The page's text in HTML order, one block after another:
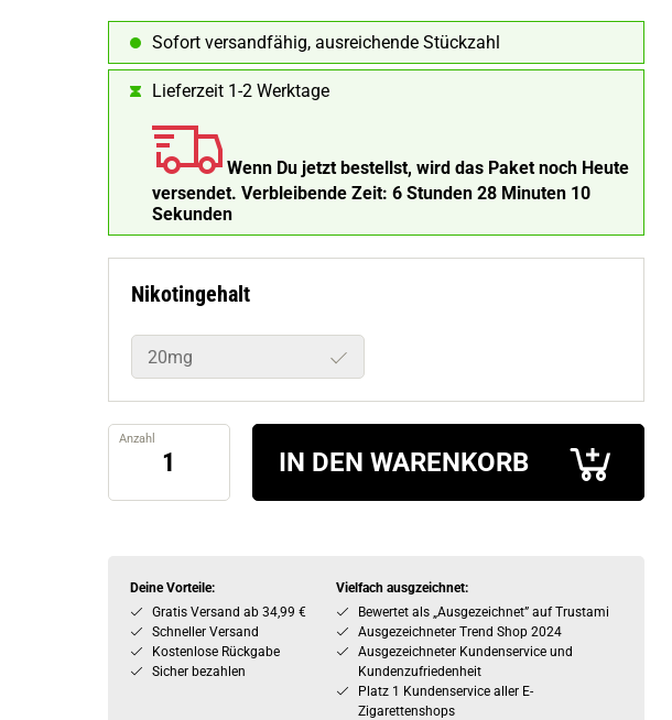
Sofort versandfähig, ausreichende Stückzahl
Lieferzeit 1-2 Werktage
Wenn Du jetzt bestellst, wird das Paket noch Heute
versendet. Verbleibende Zeit: 6 Stunden 28 Minuten 9
Sekunden
Nikotingehalt
20mg
Anzahl
IN DEN WARENKORB
Deine Vorteile:
Gratis Versand ab 34,99 €
Schneller Versand
Kostenlose Rückgabe
Sicher bezahlen
Vielfach ausgzeichnet:
Bewertet als „Ausgezeichnet” auf Trustami
Ausgezeichneter Trend Shop 2024
Ausgezeichneter Kundenservice und
Kundenzufriedenheit
Platz 1 Kundenservice aller E-
Zigarettenshops